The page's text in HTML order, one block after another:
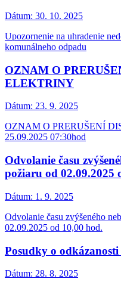
Dátum: 30. 10. 2025
Upozornenie na uhradenie
komunálneho odpadu
OZNAM O
ELEKTRINY
Dátum: 23. 9. 2025
OZNAM O PRERUŠENÍ
25.09.2025 07:30hod
Odvolanie času
požiaru od 02.09.2025
Dátum: 1. 9. 2025
Odvolanie času zvýšeného
02.09.2025 od 10,00 hod.
Posudky o odkázanosti
Dátum: 28. 8. 2025